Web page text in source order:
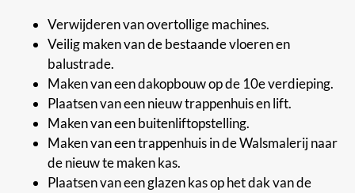
Verwijderen van overtollige machines.
Veilig maken van de bestaande vloeren en
balustrade.
Maken van een dakopbouw op de 10e verdieping.
Plaatsen van een nieuw trappenhuis en lift.
Maken van een buitenliftopstelling.
Maken van een trappenhuis in de Walsmalerij naar
de nieuw te maken kas.
Plaatsen van een glazen kas op het dak van de